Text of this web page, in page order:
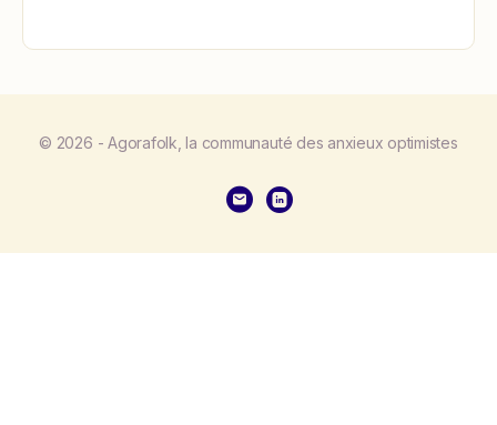
© 2026 - Agorafolk, la communauté des anxieux optimistes